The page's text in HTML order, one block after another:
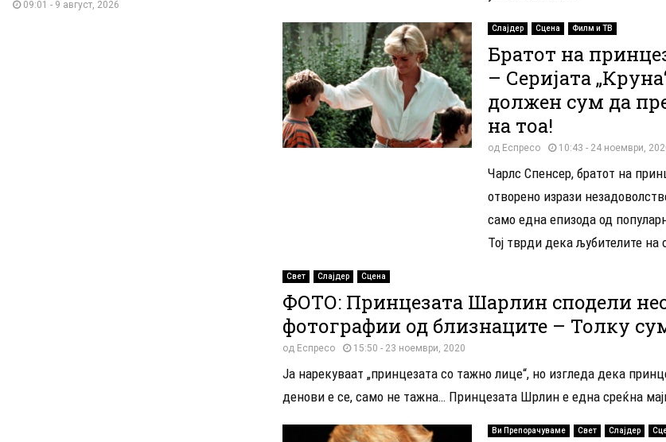
Слајдер Сцена Филм и ТВ
Братот на
– Серијата
должен сум да
на тоа!
од Еспресо 10:43 - 24 ноември,
Чарлс Спенсер, братот на
отворено изрази
само една епизода од
Тој тврди дека љубителите на
Свет Слајдер Сцена
ФОТО: Принцезата Шарлин сподели
фотографии од близнаците – Толку
од Еспресо 15:50 - 23 ноември, 2020
Ја нарекуваат „принцезата со тажно лице“, но изгледа дека
денови е се, само не тажна… Принцезата Шрлин е една среќна
Ви Препорачуваме Свет Слајдер
09:01 - 9 август, 2026